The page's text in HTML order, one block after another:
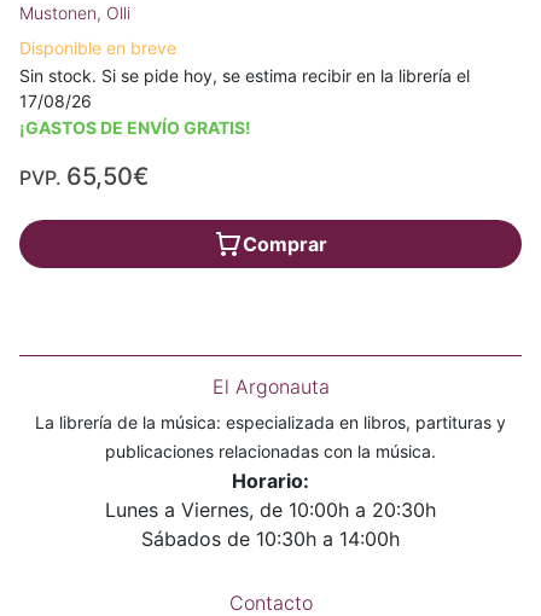
Mustonen, Olli
Disponible en breve
Sin stock. Si se pide hoy, se estima recibir en la librería el
17/08/26
¡GASTOS DE ENVÍO GRATIS!
PVP. 65,50€
Comprar
El Argonauta
La librería de la música: especializada en libros, partituras y
publicaciones relacionadas con la música.
Horario:
Lunes a Viernes, de 10:00h a 20:30h
Sábados de 10:30h a 14:00h
Contacto